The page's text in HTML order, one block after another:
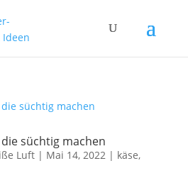
süchtig machen
Luft| Mai 14, 2022| käse,